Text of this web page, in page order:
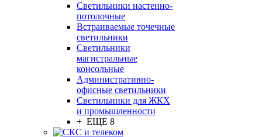
Светильники настенно-
потолочные
Встраиваемые точечные
светильники
Светильники
магистральные
консольные
Административно-
офисные светильники
Светильники для ЖКХ
и промышленности
+ ЕЩЕ 8